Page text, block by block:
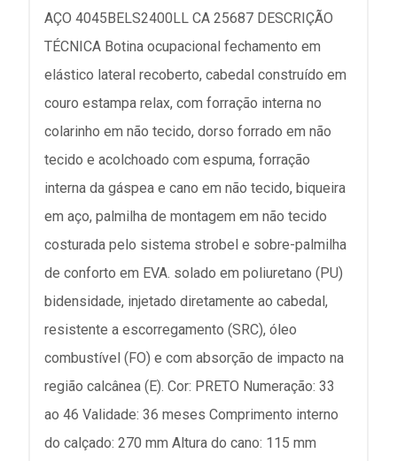
AÇO 4045BELS2400LL CA 25687 DESCRIÇÃO
TÉCNICA Botina ocupacional fechamento em
elástico lateral recoberto, cabedal construído em
couro estampa relax, com forração interna no
colarinho em não tecido, dorso forrado em não
tecido e acolchoado com espuma, forração
interna da gáspea e cano em não tecido, biqueira
em aço, palmilha de montagem em não tecido
costurada pelo sistema strobel e sobre-palmilha
de conforto em EVA. solado em poliuretano (PU)
bidensidade, injetado diretamente ao cabedal,
resistente a escorregamento (SRC), óleo
combustível (FO) e com absorção de impacto na
região calcânea (E). Cor: PRETO Numeração: 33
ao 46 Validade: 36 meses Comprimento interno
do calçado: 270 mm Altura do cano: 115 mm